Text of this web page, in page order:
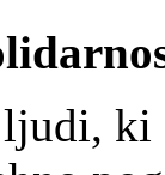
ki